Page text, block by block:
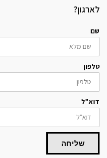
לארגון?
שם
טלפון
דוא"ל
שליחה